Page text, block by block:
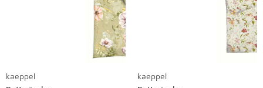
kaeppel
kaeppel